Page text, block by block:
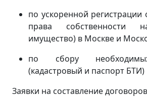
по ускоренной регистрации
права собственности
имущество) в Москве и
по сбору
(кадастровый и паспорт БТИ)
Заявки на составление